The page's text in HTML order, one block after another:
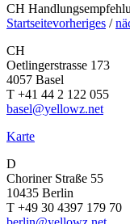
CH
Startseitevorheriges /
CH
Oetlingerstrasse 173
4057 Basel
T +41 44 2 122 055
basel@yellowz.net
Karte
D
Choriner Straße 55
10435 Berlin
T +49 30 4397 179 70